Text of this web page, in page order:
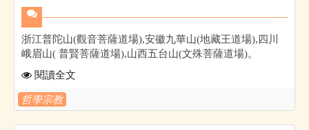
浙江普陀山(觀音菩薩道場),安徽九華山(地藏王道場),四川
峨眉山( 普賢菩薩道場),山西五台山(文殊菩薩道場)。
閱讀全文
哲學宗教